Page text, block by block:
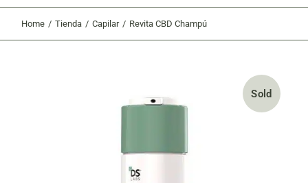
Home Tienda Capilar Revita CBD Champú
Sold